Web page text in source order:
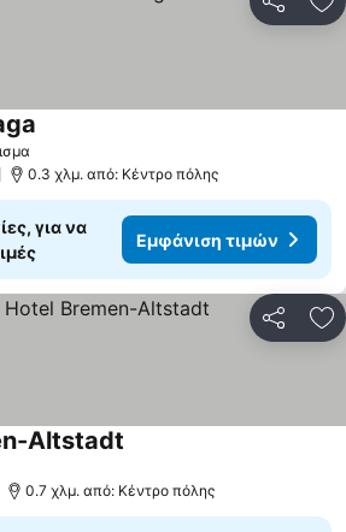
0.3 χλμ. από: Κέντρο πόλης
για να
Εμφάνιση τιμών
Altstadt
0.7 χλμ. από: Κέντρο πόλης